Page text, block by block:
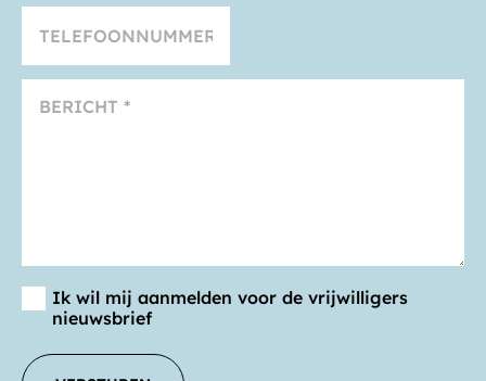
Ik wil mij aanmelden voor de vrijwilligers
nieuwsbrief